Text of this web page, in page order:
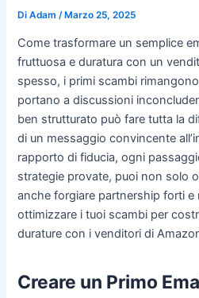
DiAdam /Marzo 25, 2025
Come trasformare un semplice
fruttuosa e duratura con un
spesso, i primi scambi
portano a discussioni
ben strutturato può fare tutta la
di un messaggio convincente
rapporto di fiducia, ogni
strategie provate, puoi non solo
anche forgiare partnership forti e
ottimizzare i tuoi scambi per
durature con i venditori di
Creare un Primo